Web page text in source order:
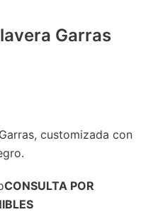
Garras
customizada con
CONSULTA POR